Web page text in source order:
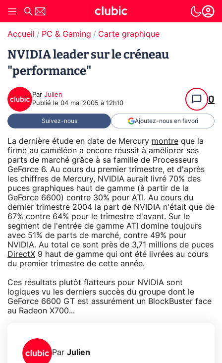
Accueil PC & Gaming Carte graphique
NVIDIA leader sur le créneau
"performance"
Par Julien
Publié le 04 mai 2005 à 12h10 0
Suivez-nous Ajoutez-nous en favori
La dernière étude en date de Mercury montre que la
firme au caméléon a encore réussit à améliorer ses
parts de marché grâce à sa famille de Processeurs
GeForce 6. Au cours du premier trimestre, et d'après
les chiffres de Mercury, NVIDIA aurait livré 70% des
puces graphiques haut de gamme (à partir de la
GeForce 6600) contre 30% pour ATI. Au cours du
dernier trimestre 2004 la part de NVIDIA n'était que de
67% contre 64% pour le trimestre d'avant. Sur le
segment de l'entrée de gamme ATI domine toujours
avec 51% de parts de marché, contre 49% pour
NVIDIA. Au total ce sont près de 3,71 millions de puces
DirectX 9 haut de gamme qui ont été livrées au cours
du premier trimestre de cette année.
Ces résultats plutôt flatteurs pour NVIDIA sont
logiques vu les derniers succès du groupe dont le
GeForce 6600 GT est assurément un BlockBuster face
au Radeon X700...
Par Julien